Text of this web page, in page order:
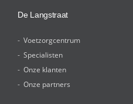
De Langstraat
Voetzorgcentrum
Specialisten
Onze klanten
Onze partners